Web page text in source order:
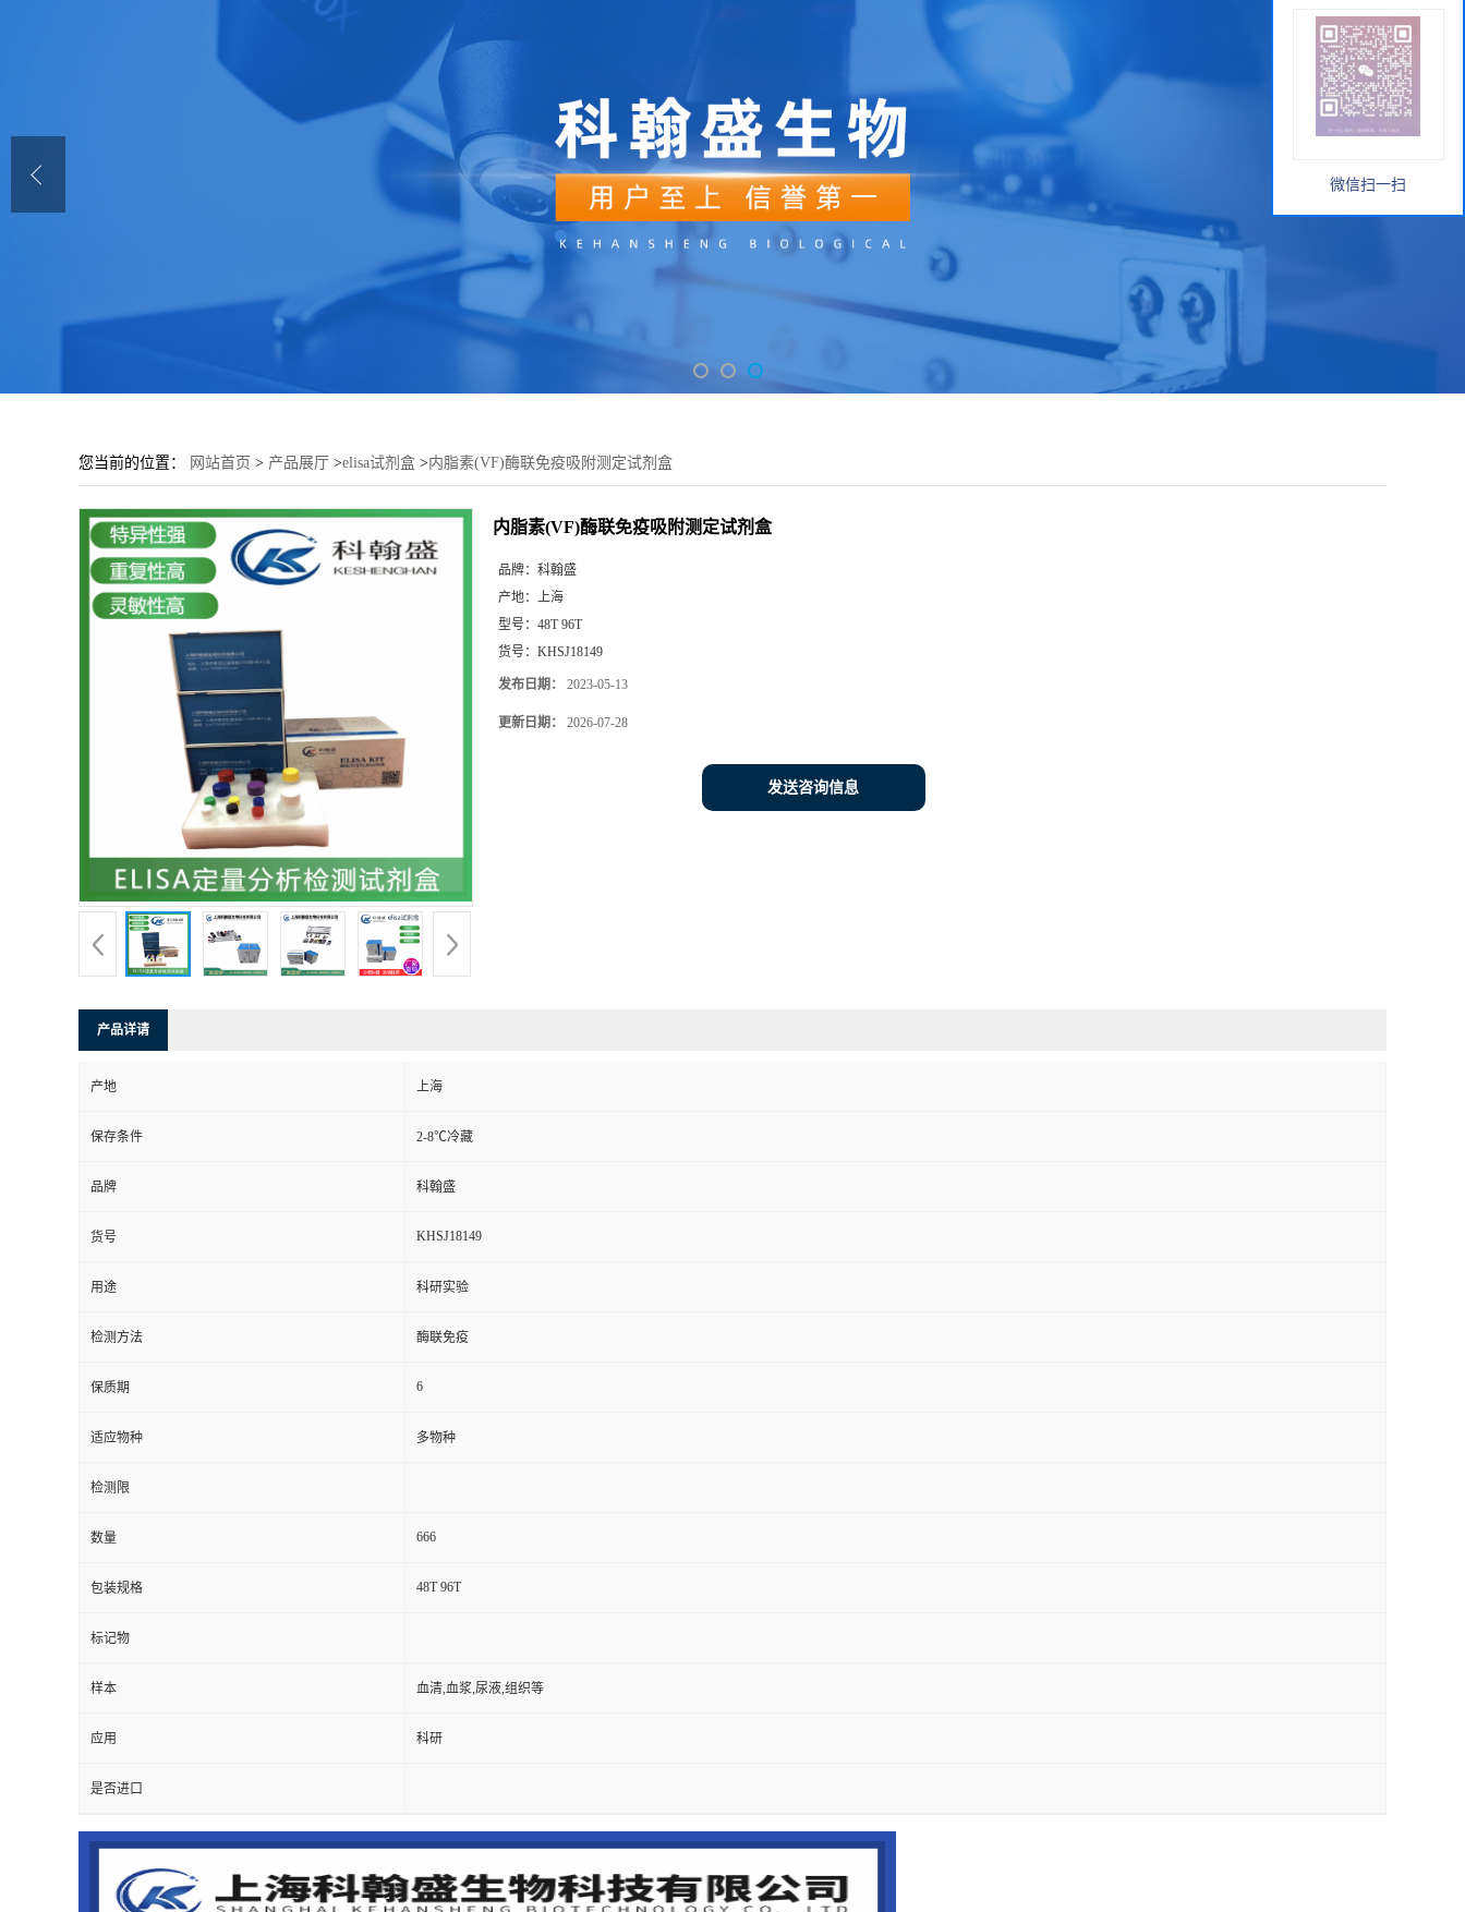
您当前的位置： 网站首页 > 产品展厅 >elisa试剂盒 >内脂素(VF)酶联免疫吸附测定试剂盒
内脂素(VF)酶联免疫吸附测定试剂盒
品牌： 科翰盛
产地： 上海
型号： 48T 96T
货号： KHSJ18149
发布日期： 2023-05-13
更新日期： 2026-07-28
发送咨询信息
产品详请
产地 上海
保存条件 2-8℃冷藏
品牌 科翰盛
货号 KHSJ18149
用途 科研实验
检测方法 酶联免疫
保质期 6
适应物种 多物种
检测限
数量 666
包装规格 48T 96T
标记物
样本 血清,血浆,尿液,组织等
应用 科研
是否进口
微信扫一扫